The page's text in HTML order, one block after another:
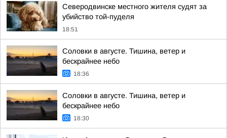
Северодвинске местного жителя судят за
убийство той-пуделя
18:51
Соловки в августе. Тишина, ветер и
бескрайнее небо
18:36
Соловки в августе. Тишина, ветер и
бескрайнее небо
18:30